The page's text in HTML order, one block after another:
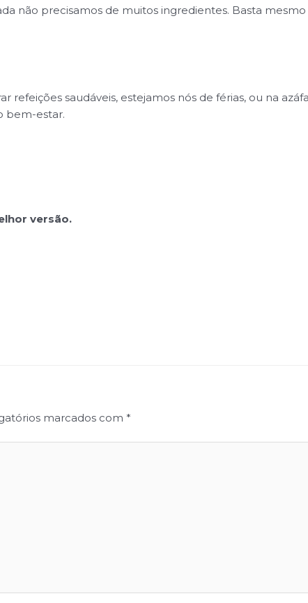
não precisamos de muitos ingredientes. Basta mesmo
refeições saudáveis, estejamos nós de férias, ou na
bem-estar.
versão.
marcados com *